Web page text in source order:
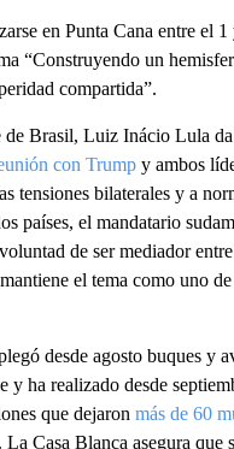
en Punta Cana entre el 1
“Construyendo un
compartida”.
de Brasil, Luiz Inácio Lula
con Trump y ambos
tensiones bilaterales y a
países, el mandatario
de ser mediador
el tema como uno
desde agosto buques y
y ha realizado desde
que dejaron más de 60
Casa Blanca asegura que